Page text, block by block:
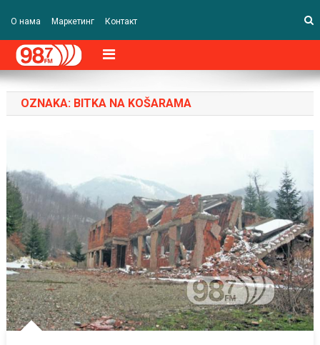
О нама Маркетинг Контакт
OZNAKA: BITKA NA KOŠARAMA